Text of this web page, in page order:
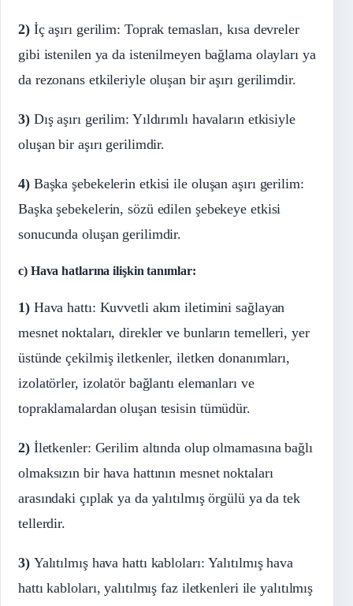
2)İç aşırı gerilim: Toprak temasları, kısa devreler
gibi istenilen ya da istenilmeyen bağlama olayları ya
da rezonans etkileriyle oluşan bir aşırı gerilimdir.
3)Dış aşırı gerilim: Yıldırımlı havaların etkisiyle
oluşan bir aşırı gerilimdir.
4)Başka şebekelerin etkisi ile oluşan aşırı gerilim:
Başka şebekelerin, sözü edilen şebekeye etkisi
sonucunda oluşan gerilimdir.
c) Hava hatlarına ilişkin tanımlar:
1)Hava hattı: Kuvvetli akım iletimini sağlayan
mesnet noktaları, direkler ve bunların temelleri, yer
üstünde çekilmiş iletkenler, iletken donanımları,
izolatörler, izolatör bağlantı elemanları ve
topraklamalardan oluşan tesisin tümüdür.
2)İletkenler: Gerilim altında olup olmamasına bağlı
olmaksızın bir hava hattının mesnet noktaları
arasındaki çıplak ya da yalıtılmış örgülü ya da tek
tellerdir.
3)Yalıtılmış hava hattı kabloları: Yalıtılmış hava
hattı kabloları, yalıtılmış faz iletkenleri ile yalıtılmış